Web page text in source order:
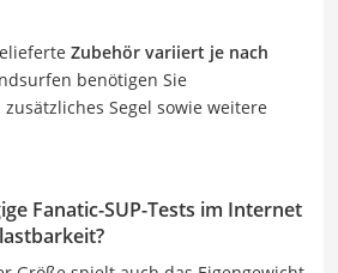
Zubehör variiert je nach
benötigen Sie
Segel sowie weitere
Fanatic-SUP-Tests im Internet